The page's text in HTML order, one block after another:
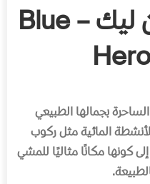
متنزه بلو هيرون ليك – Blue
بجمالها الطبيعي
المائية مثل ركوب
كونها مكانًا مثاليًا للمشي
.